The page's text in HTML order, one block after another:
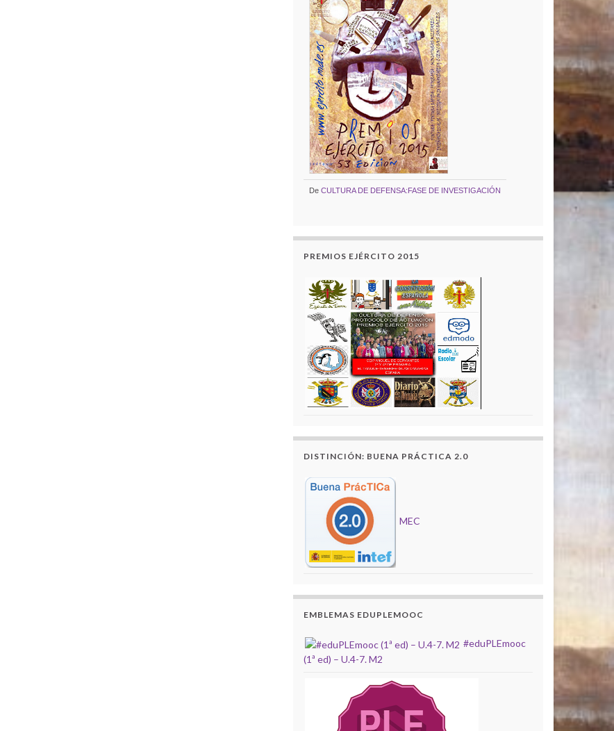
De CULTURA DE DEFENSA:FASE DE INVESTIGACIÓN
PREMIOS EJÉRCITO 2015
DISTINCIÓN: BUENA PRÁCTICA 2.0
MEC
EMBLEMAS EDUPLEMOOC
#eduPLEmooc
(1ª ed) – U.4-7. M2